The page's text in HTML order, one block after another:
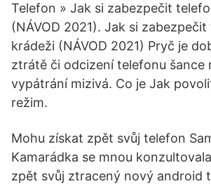
Telefon » Jak si zabezpečit
(NÁVOD 2021). Jak si
krádeži (NÁVOD 2021) Pryč je
ztrátě či odcizení telefonu šance
vypátrání mizivá. Co je Jak
režim.
Mohu získat zpět svůj telefon
Kamarádka se mnou
zpět svůj ztracený nový android